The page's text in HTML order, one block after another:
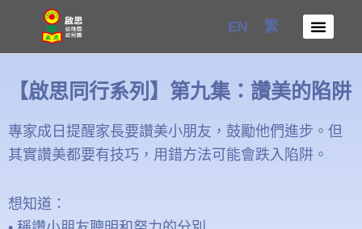
content
EN 繁
【啟思同行系列】第九集：讚美的陷阱
專家成日提醒家長要讚美小朋友，鼓勵他們進步。但
其實讚美都要有技巧，用錯方法可能會跌入陷阱。
想知道：